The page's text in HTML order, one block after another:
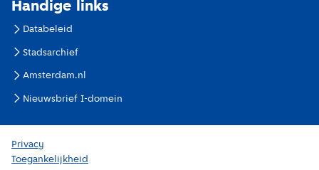
Handige links
Databeleid
Stadsarchief
Amsterdam.nl
Nieuwsbrief I-domein
Privacy
Toegankelijkheid